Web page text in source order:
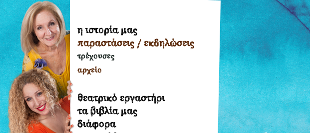
η ιστορία μας
παραστάσεις / εκδηλώσεις
τρέχουσες
αρχείο
θεατρικό εργαστήρι
τα βιβλία μας
διάφορα
η
ιστορία
μας
παραστάσεις
/
εκδηλώσεις
τρέχουσες
αρχείο